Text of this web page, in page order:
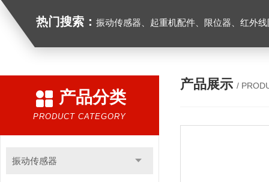
热门搜索： 振动传感器、起重机配件、限位器、红外线防撞器
产品分类
PRODUCT CATEGORY
振动传感器
产品展示 /